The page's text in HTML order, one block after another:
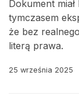
Dokument
tymczasem
że bez
literą prawa.
25 września 2025